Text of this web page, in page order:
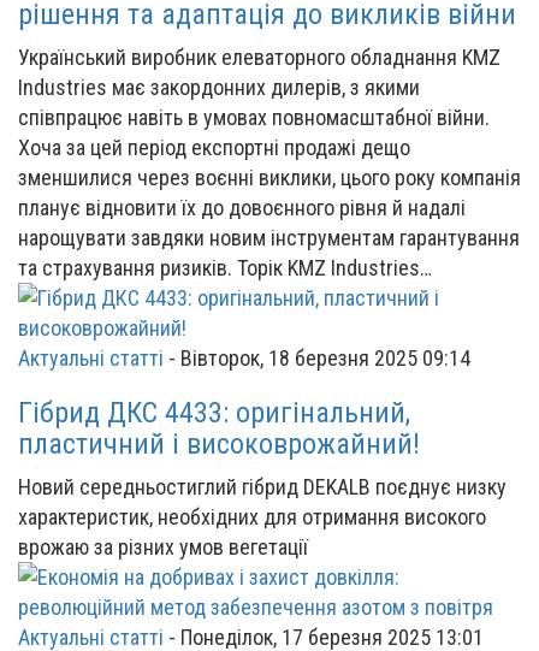
рішення та адаптація до викликів війни
Український виробник елеваторного обладнання KMZ
Industries має закордонних дилерів, з якими
співпрацює навіть в умовах повномасштабної війни.
Хоча за цей період експортні продажі дещо
зменшилися через воєнні виклики, цього року компанія
планує відновити їх до довоєнного рівня й надалі
нарощувати завдяки новим інструментам гарантування
та страхування ризиків. Торік KMZ Industries…
Актуальні статті - Вівторок, 18 березня 2025 09:14
Гібрид ДКС 4433: оригінальний,
пластичний і високоврожайний!
Новий середньостиглий гібрид DEKALB поєднує низку
характеристик, необхідних для отримання високого
врожаю за різних умов вегетації
Актуальні статті - Понеділок, 17 березня 2025 13:01